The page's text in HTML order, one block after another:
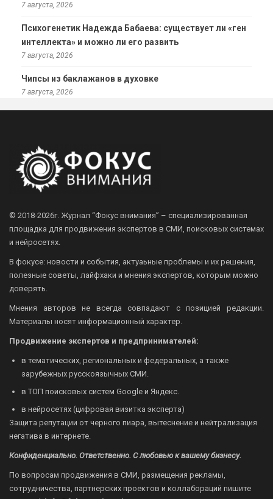
7 августа, 2026
Психогенетик Надежда Бабаева: существует ли «ген
интеллекта» и можно ли его развить
7 августа, 2026
Чипсы из баклажанов в духовке
7 августа, 2026
© 2018-2026г. Журнал “Фокус внимания” – специализированная
площадка для продвижения экспертов в СМИ, поисковых системах
и нейросетях.
В фокусе: новости и события, актуаьные проблемы и их решения,
полезные советы, лайфхаки и мнения экспертов, которым можно
доверять.
Мнения авторов не всегда совпадают с позицией редакции.
Материалы носят информационный характер.
Продвижение экспертов и предпринимателей:
в тематических, региональных и федеральных, а также
зарубежных русскоязычных СМИ.
в ТОП поисковых систем Google и Яндекс.
в нейросетях (цифровая визитка эксперта)
Защита репутации от черного пиара, вытеснение и нейтрализация
негатива в интернете.
Конфиденциально. Ответственно. С любовью к вашему бизнесу.
По вопросам продвижения в СМИ, размещения рекламы,
сотрудничества, партнерских проектов и коллабораций пишите